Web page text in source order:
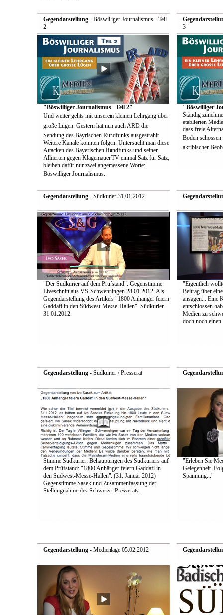
Gegendarstellung- Böswilliger Journalismus - Teil
2
"Böswilliger Journalismus - Teil 2"
Und weiter gehts mit unserem kleinen Lehrgang über
große Lügen. Gestern hat nun auch ARD die
Sendung des Bayrischen Rundfunks ausgestrahlt.
Weitere Kanäle könnten folgen. Untersucht man diese
Attacken des Bayerischen Rundfunks und seiner
Alliierten gegen Klagemauer.TV einmal Satz für Satz,
bleiben dafür nur zwei angemessene Worte:
Böswilliger Journalismus.
3
"Böswilliger
Ständig
etablierten
dass freie
Boden schossen
akribischer
Gegendarstellung- Südkurier 31.01.2012
"Der Südkurier auf dem Prüfstand". Gegenstimme:
Liveschnitt aus VS-Schwenningen 28.01.2012. Als
Gegendarstellung des Artikels "1800 Anhänger feiern
Gaddafi in den Südwest-Messe-Hallen". Südkurier
31.01.2012.
"Eigentlich
Beitrag über
ansagen... Eine
entschlossen
Medien zu
doch noch
Gegendarstellung- Südkurier / Presserat
Stimme Südkurier: Behauptungen des Südkuriers auf
dem Prüfstand: "1800 Anhänger feiern Gaddafi in
den Südwest-Messe-Hallen". (31. Januar 2012)
Gegenstimme Sasek und Zusammenfassung der
Stellungnahme des Schweizer Presserats.
"Erleben Sie
Gelegenheit.
Spannung..."
Gegendarstellung- Medienlage 05.02.2012